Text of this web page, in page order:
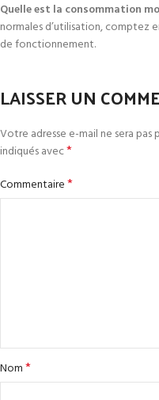
Quelle est la consommation
normales d’utilisation, comptez
de fonctionnement.
LAISSER UN
Votre adresse e-mail ne sera pas
indiqués avec*
Commentaire*
Nom*